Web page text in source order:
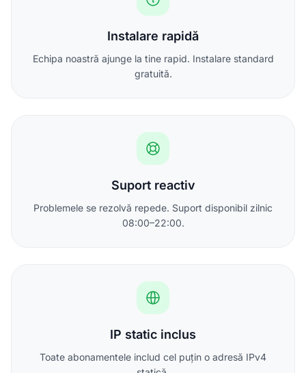
Instalare rapidă
Echipa noastră ajunge la tine rapid. Instalare standard
gratuită.
Suport reactiv
Problemele se rezolvă repede. Suport disponibil zilnic
08:00–22:00.
IP static inclus
Toate abonamentele includ cel puțin o adresă IPv4